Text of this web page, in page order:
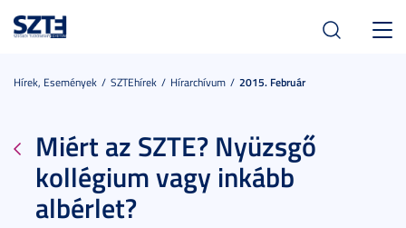
Hírek, Események SZTEhírek Hírarchívum 2015. Február
Miért az SZTE? Nyüzsgő
kollégium vagy inkább
albérlet?